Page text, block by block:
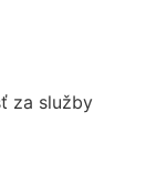
za služby